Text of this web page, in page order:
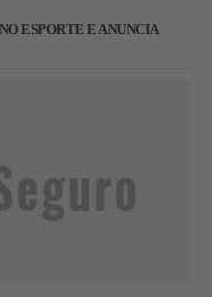
ESPORTE E ANUNCIA